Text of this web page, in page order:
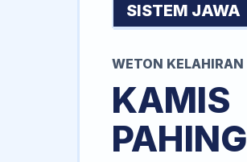
SISTEM JAWA
WETON KELAHIRAN
KAMIS
PAHING